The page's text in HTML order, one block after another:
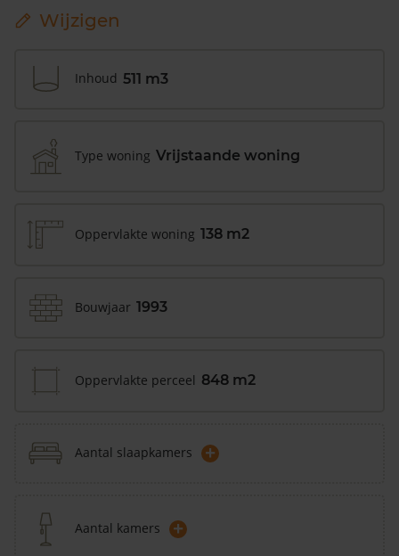
Wijzigen
Inhoud 511 m3
Type woning Vrijstaande woning
Oppervlakte woning 138 m2
Bouwjaar 1993
Oppervlakte perceel 848 m2
Aantal slaapkamers +
Aantal kamers +